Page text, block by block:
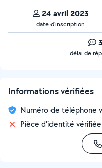
24 avril 2023
date d’inscription
délai de
Informations vérifiées
Numéro de téléphone
Pièce d'identité vérifiée